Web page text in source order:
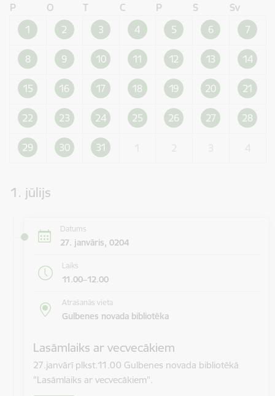
P O T C P S
Sv
1
2 3 4 5 6 7
8 9 10 11 12 13 14
15 16 17 18 19 20 21
22 23 24 25 26 27 28
29 30 31
1. jūlijs
Datums
27. janvāris, 0204
Laiks
11.00–12.00
Atrašanās vieta
Gulbenes novada bibliotēka
Lasāmlaiks ar vecvecākiem
27.janvārī plkst.11.00 Gulbenes novada bibliotēkā
"Lasāmlaiks ar vecvecākiem".